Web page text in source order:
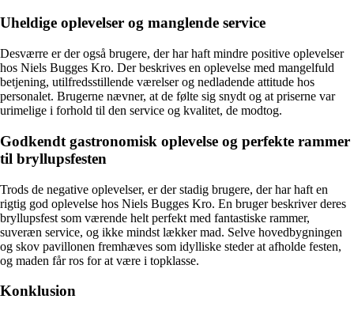
Uheldige oplevelser og manglende service
Desværre er der også brugere, der har haft mindre positive oplevelser
hos Niels Bugges Kro. Der beskrives en oplevelse med mangelfuld
betjening, utilfredsstillende værelser og nedladende attitude hos
personalet. Brugerne nævner, at de følte sig snydt og at priserne var
urimelige i forhold til den service og kvalitet, de modtog.
Godkendt gastronomisk oplevelse og perfekte rammer
til bryllupsfesten
Trods de negative oplevelser, er der stadig brugere, der har haft en
rigtig god oplevelse hos Niels Bugges Kro. En bruger beskriver deres
bryllupsfest som værende helt perfekt med fantastiske rammer,
suveræn service, og ikke mindst lækker mad. Selve hovedbygningen
og skov pavillonen fremhæves som idylliske steder at afholde festen,
og maden får ros for at være i topklasse.
Konklusion